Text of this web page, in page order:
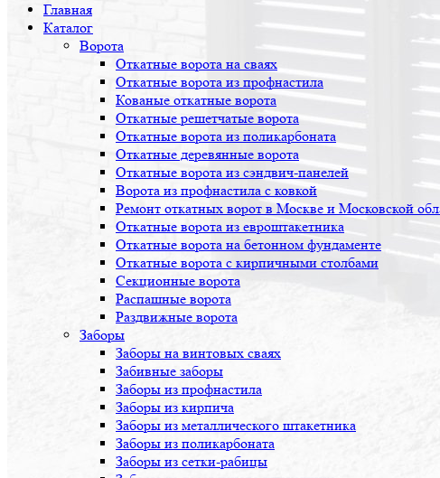
Главная
Каталог
Ворота
Откатные ворота на сваях
Откатные ворота из профнастила
Кованые откатные ворота
Откатные решетчатые ворота
Откатные ворота из поликарбоната
Откатные деревянные ворота
Откатные ворота из сэндвич-панелей
Ворота из профнастила с ковкой
Ремонт откатных ворот в Москве и Московской
Откатные ворота из евроштакетника
Откатные ворота на бетонном фундаменте
Откатные ворота с кирпичными столбами
Секционные ворота
Распашные ворота
Раздвижные ворота
Заборы
Заборы на винтовых сваях
Забивные заборы
Заборы из профнастила
Заборы из кирпича
Заборы из металлического штакетника
Заборы из поликарбоната
Заборы из сетки-рабицы